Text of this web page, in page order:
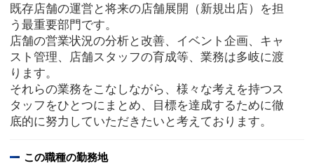
既存店舗の運営と将来の店舗展開（新規出店）を担
う最重要部門です。
店舗の営業状況の分析と改善、イベント企画、キャ
スト管理、店舗スタッフの育成等、業務は多岐に渡
ります。
それらの業務をこなしながら、様々な考えを持つス
タッフをひとつにまとめ、目標を達成するために徹
底的に努力していただきたいと考えております。
この職種の勤務地